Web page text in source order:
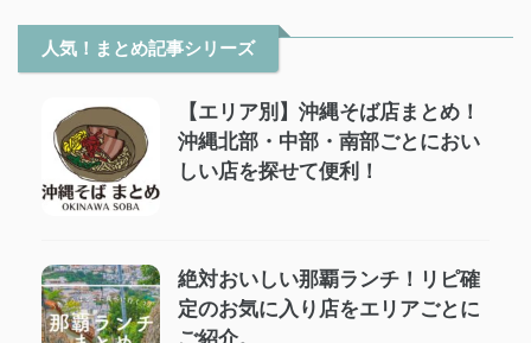
人気！まとめ記事シリーズ
【エリア別】沖縄そば店まとめ！
沖縄北部・中部・南部ごとにおい
しい店を探せて便利！
絶対おいしい那覇ランチ！リピ確
定のお気に入り店をエリアごとに